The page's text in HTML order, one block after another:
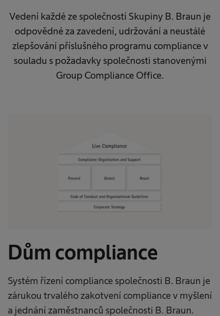
Vedení každé ze společností Skupiny B. Braun je
odpovědné za zavedení, udržování a neustálé
zlepšování příslušného programu compliance v
souladu s požadavky společnosti stanovenými
Group Compliance Office.
Dům compliance
Systém řízení compliance společnosti B. Braun je
zárukou trvalého zakotvení compliance v myšlení
a jednání zaměstnanců společnosti B. Braun.